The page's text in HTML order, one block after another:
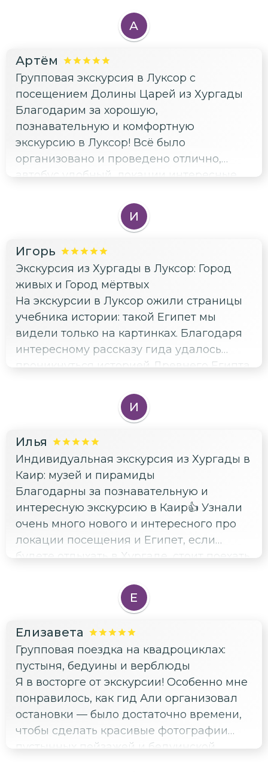
А
Артём
Групповая экскурсия в Луксор с
посещением Долины Царей из Хургады
Благодарим за хорошую,
познавательную и комфортную
экскурсию в Луксор! Всё было
организовано и проведено отлично,
автобус удобный, локации интересные.
по теме и в целом для расширения
кругозора. Всем советуем съездить в
И
Игорь
Экскурсия из Хургады в Луксор: Город
живых и Город мёртвых
На экскурсии в Луксор ожили страницы
учебника истории: такой Египет мы
видели только на картинках. Благодаря
интересному рассказу гида удалось
проникнуться историей Древнего Египта
увлекательную экскурсию 🙏
И
Илья
Индивидуальная экскурсия из Хургады в
Каир: музей и пирамиды
Благодарны за познавательную и
интересную экскурсию в Каир👍 Узнали
очень много нового и интересного про
локации посещения и Египет, если
будете отдыхать в Хургаде, стоит поехать
Е
Елизавета
Групповая поездка на квадроциклах:
пустыня, бедуины и верблюды
Я в восторге от экскурсии! Особенно мне
понравилось, как гид Али организовал
остановки — было достаточно времени,
чтобы сделать красивые фотографии
пустынных пейзажей и бедуинской